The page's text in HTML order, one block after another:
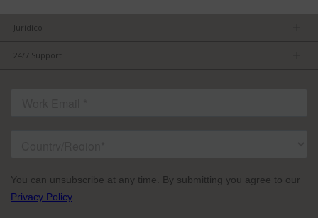
Jurídico
24/7 Support